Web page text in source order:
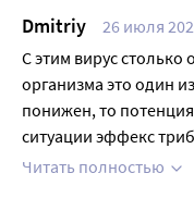
Dmitriy
26 июля
С этим вирус
организма это один
понижен, то
ситуации эффекс
якорцев стелющихся,
Читать полностью